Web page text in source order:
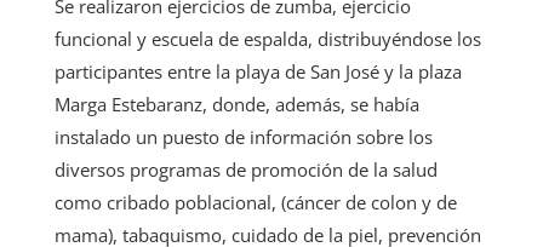
Se realizaron ejercicios de zumba, ejercicio
funcional y escuela de espalda, distribuyéndose los
participantes entre la playa de San José y la plaza
Marga Estebaranz, donde, además, se había
instalado un puesto de información sobre los
diversos programas de promoción de la salud
como cribado poblacional, (cáncer de colon y de
mama), tabaquismo, cuidado de la piel, prevención